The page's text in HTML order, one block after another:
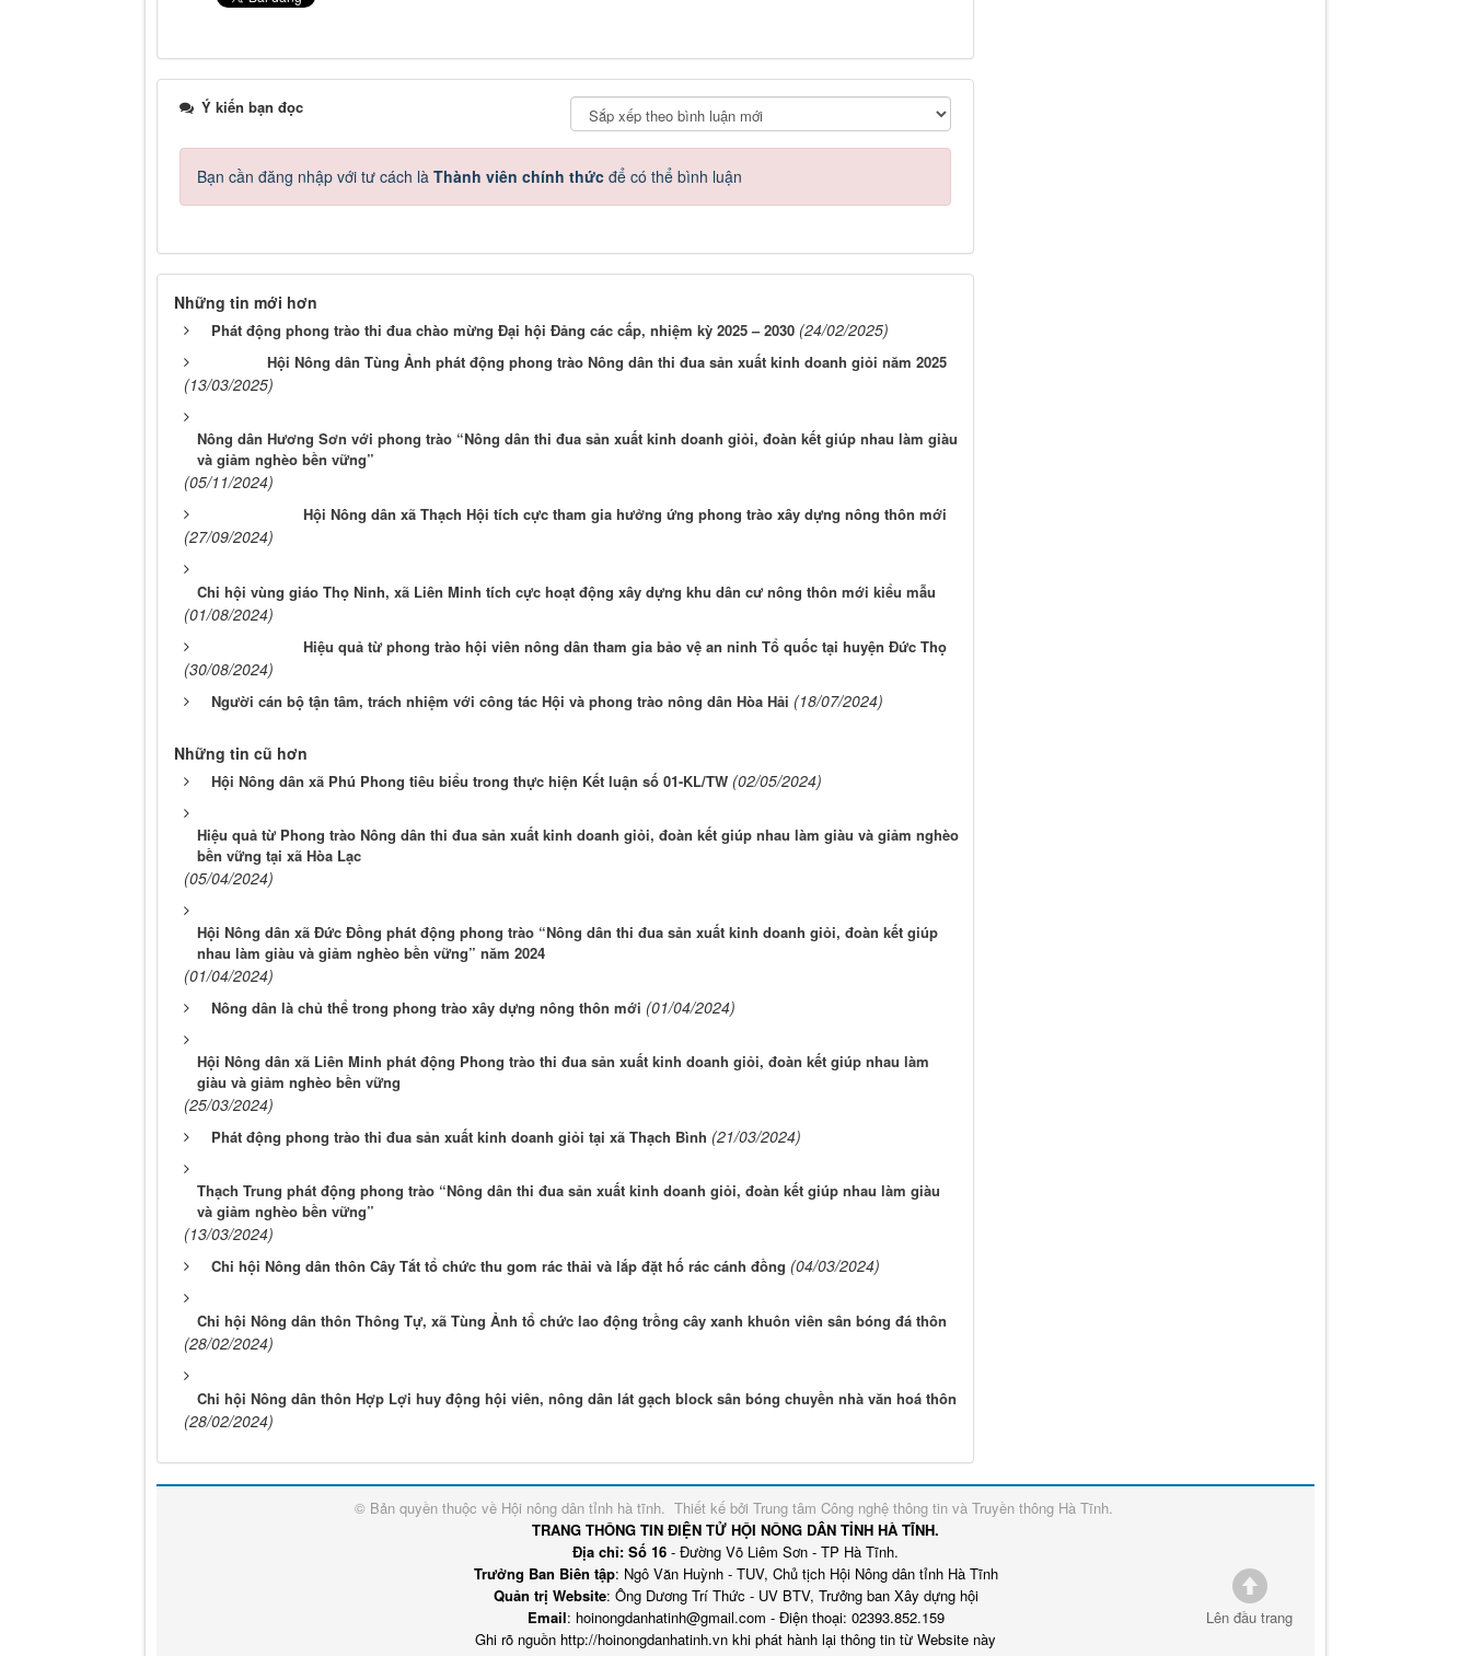
Ý kiến bạn đọc
Bạn cần đăng nhập với tư cách là Thành viên chính thức để có thể bình luận
Những tin mới hơn
Phát động phong trào thi đua chào mừng Đại hội Đảng các cấp, nhiệm kỳ 2025 – 2030 (24/02/2025)
Hội Nông dân Tùng Ảnh phát động phong trào Nông dân thi đua sản xuất kinh doanh giỏi năm 2025
(13/03/2025)
Nông dân Hương Sơn với phong trào “Nông dân thi đua sản xuất kinh doanh giỏi, đoàn kết giúp nhau làm giàu
và giảm nghèo bền vững”
(05/11/2024)
Hội Nông dân xã Thạch Hội tích cực tham gia hưởng ứng phong trào xây dựng nông thôn mới
(27/09/2024)
Chi hội vùng giáo Thọ Ninh, xã Liên Minh tích cực hoạt động xây dựng khu dân cư nông thôn mới kiểu mẫu
(01/08/2024)
Hiệu quả từ phong trào hội viên nông dân tham gia bảo vệ an ninh Tổ quốc tại huyện Đức Thọ
(30/08/2024)
Người cán bộ tận tâm, trách nhiệm với công tác Hội và phong trào nông dân Hòa Hải (18/07/2024)
Những tin cũ hơn
Hội Nông dân xã Phú Phong tiêu biểu trong thực hiện Kết luận số 01-KL/TW (02/05/2024)
Hiệu quả từ Phong trào Nông dân thi đua sản xuất kinh doanh giỏi, đoàn kết giúp nhau làm giàu và giảm nghèo
bền vững tại xã Hòa Lạc
(05/04/2024)
Hội Nông dân xã Đức Đồng phát động phong trào “Nông dân thi đua sản xuất kinh doanh giỏi, đoàn kết giúp
nhau làm giàu và giảm nghèo bền vững” năm 2024
(01/04/2024)
Nông dân là chủ thể trong phong trào xây dựng nông thôn mới (01/04/2024)
Hội Nông dân xã Liên Minh phát động Phong trào thi đua sản xuất kinh doanh giỏi, đoàn kết giúp nhau làm
giàu và giảm nghèo bền vững
(25/03/2024)
Phát động phong trào thi đua sản xuất kinh doanh giỏi tại xã Thạch Bình (21/03/2024)
Thạch Trung phát động phong trào “Nông dân thi đua sản xuất kinh doanh giỏi, đoàn kết giúp nhau làm giàu
và giảm nghèo bền vững”
(13/03/2024)
Chi hội Nông dân thôn Cây Tắt tổ chức thu gom rác thải và lắp đặt hố rác cánh đồng (04/03/2024)
Chi hội Nông dân thôn Thông Tự, xã Tùng Ảnh tổ chức lao động trồng cây xanh khuôn viên sân bóng đá thôn
(28/02/2024)
Chi hội Nông dân thôn Hợp Lợi huy động hội viên, nông dân lát gạch block sân bóng chuyền nhà văn hoá thôn
(28/02/2024)
© Bản quyền thuộc về Hội nông dân tỉnh hà tĩnh. Thiết kế bởi Trung tâm Công nghệ thông tin và Truyền thông Hà Tĩnh.
TRANG THÔNG TIN ĐIỆN TỬ HỘI NÔNG DÂN TỈNH HÀ TĨNH.
Địa chỉ: Số 16 - Đường Võ Liêm Sơn - TP Hà Tĩnh.
Trưởng Ban Biên tập: Ngô Văn Huỳnh - TUV, Chủ tịch Hội Nông dân tỉnh Hà Tĩnh
Quản trị Website: Ông Dương Trí Thức - UV BTV, Trưởng ban Xây dựng hội
Email: hoinongdanhatinh@gmail.com - Điện thoại: 02393.852.159
Ghi rõ nguồn http://hoinongdanhatinh.vn khi phát hành lại thông tin từ Website này
Lên đầu trang